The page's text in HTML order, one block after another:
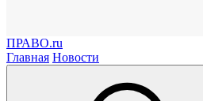
ПРАВО.ru
Главная Новости